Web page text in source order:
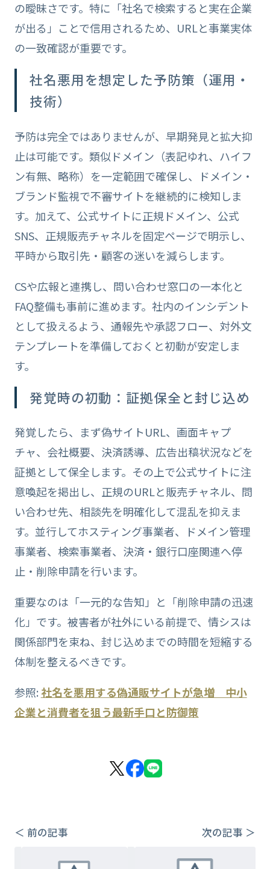
の曖昧さです。特に「社名で検索すると実在企業
が出る」ことで信用されるため、URLと事業実体
の一致確認が重要です。
社名悪用を想定した予防策（運用・
技術）
予防は完全ではありませんが、早期発見と拡大抑
止は可能です。類似ドメイン（表記ゆれ、ハイフ
ン有無、略称）を一定範囲で確保し、ドメイン・
ブランド監視で不審サイトを継続的に検知しま
す。加えて、公式サイトに正規ドメイン、公式
SNS、正規販売チャネルを固定ページで明示し、
平時から取引先・顧客の迷いを減らします。
CSや広報と連携し、問い合わせ窓口の一本化と
FAQ整備も事前に進めます。社内のインシデント
として扱えるよう、通報先や承認フロー、対外文
テンプレートを準備しておくと初動が安定しま
す。
発覚時の初動：証拠保全と封じ込め
発覚したら、まず偽サイトURL、画面キャプ
チャ、会社概要、決済誘導、広告出稿状況などを
証拠として保全します。その上で公式サイトに注
意喚起を掲出し、正規のURLと販売チャネル、問
い合わせ先、相談先を明確化して混乱を抑えま
す。並行してホスティング事業者、ドメイン管理
事業者、検索事業者、決済・銀行口座関連へ停
止・削除申請を行います。
重要なのは「一元的な告知」と「削除申請の迅速
化」です。被害者が社外にいる前提で、情シスは
関係部門を束ね、封じ込めまでの時間を短縮する
体制を整えるべきです。
参照: 社名を悪用する偽通販サイトが急増 中小
企業と消費者を狙う最新手口と防御策
＜ 前の記事 次の記事 ＞